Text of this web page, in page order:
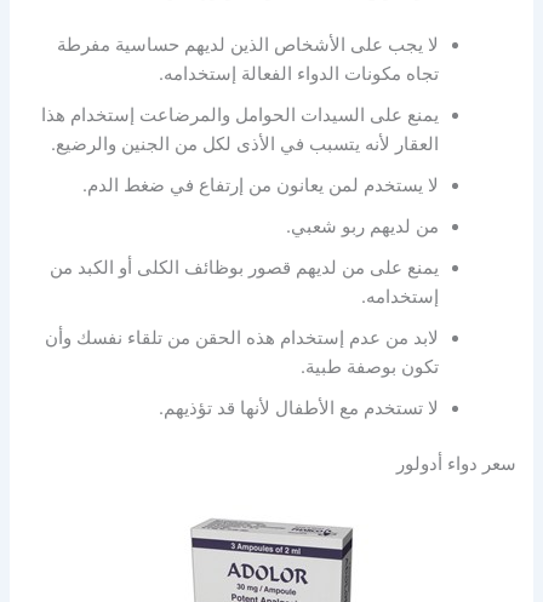
لا يجب على الأشخاص الذين لديهم حساسية مفرطة
تجاه مكونات الدواء الفعالة إستخدامه.
يمنع على السيدات الحوامل والمرضاعت إستخدام هذا
العقار لأنه يتسبب في الأذى لكل من الجنين والرضيع.
لا يستخدم لمن يعانون من إرتفاع في ضغط الدم.
من لديهم ربو شعبي.
يمنع على من لديهم قصور بوظائف الكلى أو الكبد من
إستخدامه.
لابد من عدم إستخدام هذه الحقن من تلقاء نفسك وأن
تكون بوصفة طبية.
لا تستخدم مع الأطفال لأنها قد تؤذيهم.
سعر دواء أدولور